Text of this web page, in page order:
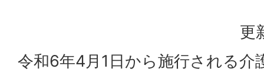
更
令和6年4月1日から施行される介